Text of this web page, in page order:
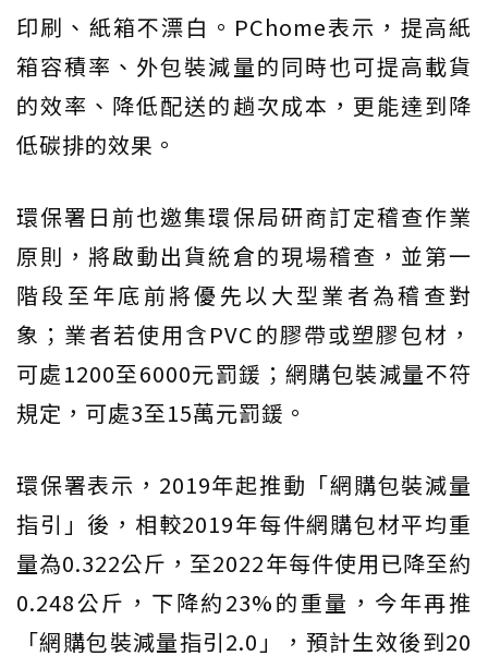
印刷、紙箱不漂白。PChome表示，提高紙
箱容積率、外包裝減量的同時也可提高載貨
的效率、降低配送的趟次成本，更能達到降
低碳排的效果。
環保署日前也邀集環保局研商訂定稽查作業
原則，將啟動出貨統倉的現場稽查，並第一
階段至年底前將優先以大型業者為稽查對
象；業者若使用含PVC的膠帶或塑膠包材，
可處1200至6000元罰鍰；網購包裝減量不符
規定，可處3至15萬元罰鍰。
環保署表示，2019年起推動「網購包裝減量
指引」後，相較2019年每件網購包材平均重
量為0.322公斤，至2022年每件使用已降至約
0.248公斤，下降約23%的重量，今年再推
「網購包裝減量指引2.0」，預計生效後到20